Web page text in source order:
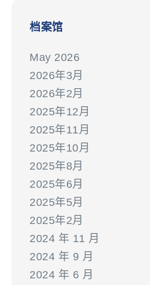
档案馆
May 2026
2026年3月
2026年2月
2025年12月
2025年11月
2025年10月
2025年8月
2025年6月
2025年5月
2025年2月
2024 年 11 月
2024 年 9 月
2024 年 6 月